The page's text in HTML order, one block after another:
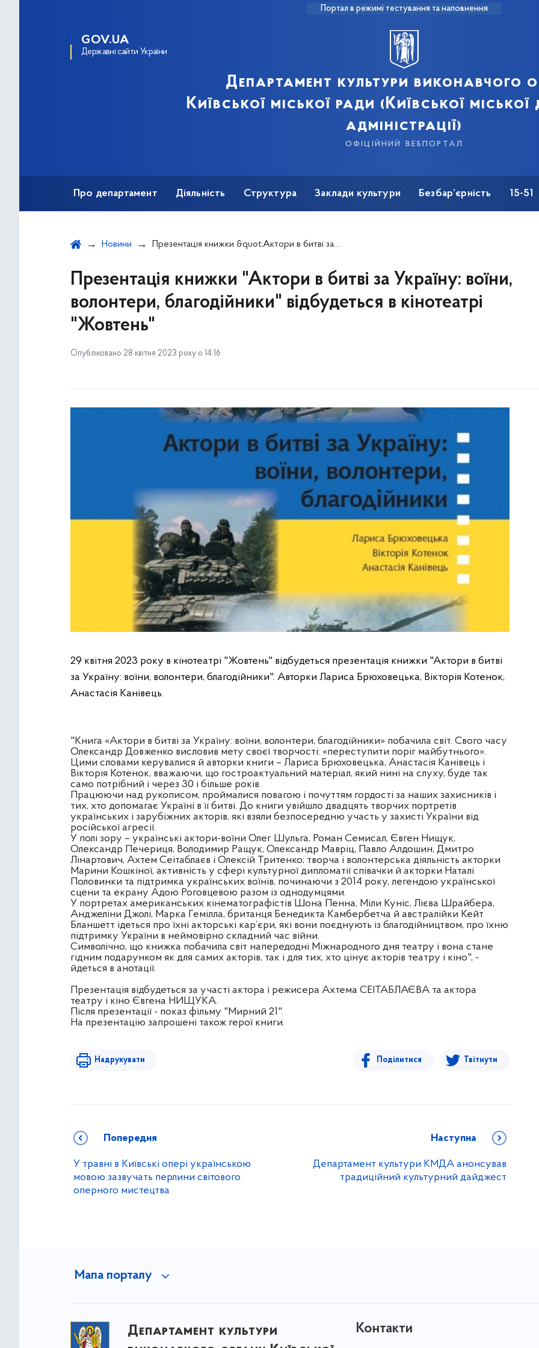
Портал в режимі тестування та наповнення
GOV.UA
Державні сайти України
Департамент культури виконавчого
Київської міської ради (Київської
адміністрації)
офіційний вебпортал
Про департамент Діяльність Структура Заклади культури Безбар’єрність 15-51
Новини Презентація книжки &quot;Актори в битві за Україну: воїни, волонтери, благодійники&quot; відбудеться в кінотеатрі &quot;Жовтень&quot;
Презентація книжки "Актори в битві за Україну: воїни,
волонтери, благодійники" відбудеться в кінотеатрі
"Жовтень"
Опубліковано 28 квітня 2023 року о 14:16
29 квітня 2023 року в кінотеатрі "Жовтень" відбудеться презентація книжки "Актори в битві
за Україну: воїни, волонтери, благодійники". Авторки Лариса Брюховецька, Вікторія Котенок,
Анастасія Канівець.
"Книга «Актори в битві за Україну: воїни, волонтери, благодійники» побачила світ. Свого часу
Олександр Довженко висловив мету своєї творчості: «переступити поріг майбутнього».
Цими словами керувалися й авторки книги – Лариса Брюховецька, Анастасія Канівець і
Вікторія Котенок, вважаючи, що гостроактуальний матеріал, який нині на слуху, буде так
само потрібний і через 30 і більше років.
Працюючи над рукописом, проймалися повагою і почуттям гордості за наших захисників і
тих, хто допомагає Україні в її битві. До книги увійшло двадцять творчих портретів
українських і зарубіжних акторів, які взяли безпосередню участь у захисті України від
російської агресії.
У полі зору – українські актори-воїни Олег Шульга, Роман Семисал, Євген Нищук,
Олександр Печериця, Володимир Ращук, Олександр Мавріц, Павло Алдошин, Дмитро
Лінартович, Ахтем Сеітаблаєв і Олексій Тритенко; творча і волонтерська діяльність акторки
Марини Кошкіної, активність у сфері культурної дипломатії співачки й акторки Наталі
Половинки та підтримка українських воїнів, починаючи з 2014 року, легендою української
сцени та екрану Адою Роговцевою разом із однодумцями.
У портретах американських кінематографістів Шона Пенна, Міли Куніс, Лієва Шрайбера,
Анджеліни Джолі, Марка Гемілла, британця Бенедикта Камбербетча й австралійки Кейт
Бланшетт ідеться про їхні акторські кар’єри, які вони поєднують із благодійництвом, про їхню
підтримку України в неймовірно складний час війни.
Символічно, що книжка побачила світ напередодні Міжнародного дня театру і вона стане
гідним подарунком як для самих акторів, так і для тих, хто цінує акторів театру і кіно", -
йдеться в анотації.
Презентація відбудеться за участі актора і режисера Ахтема СЕІТАБЛАЄВА та актора
театру і кіно Євгена НИЩУКА.
Після презентації - показ фільму "Мирний 21".
На презентацію запрошені також герої книги.
Надрукувати Поділитися Твітнути
Попередня
У травні в Київські опері українською
мовою зазвучать перлини світового
оперного мистецтва
Наступна
Департамент культури КМДА анонсував
традиційний культурний дайджест
Мапа порталу
Департамент культури
Контакти